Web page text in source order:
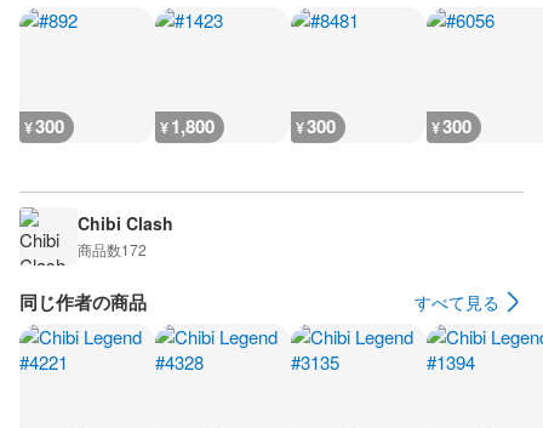
¥300 ¥1,800 ¥300 ¥300
Chibi Clash
商品数172
同じ作者の商品 すべて見る